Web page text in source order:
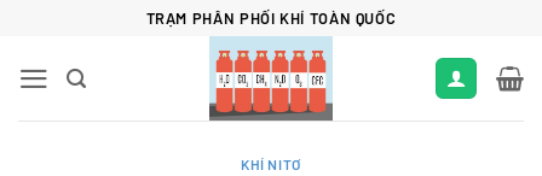
nội
TRẠM PHÂN PHỐI KHÍ TOÀN QUỐC
KHÍ NITƠ